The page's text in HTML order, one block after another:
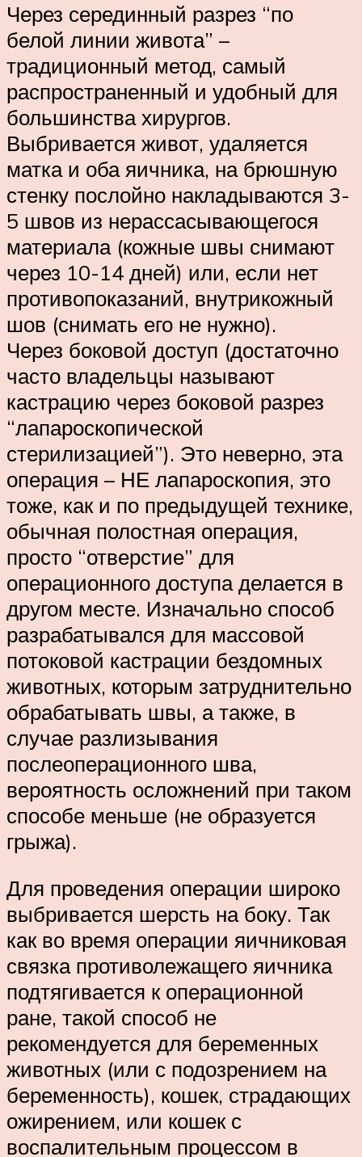
Через серединный разрез “по
белой линии живота” –
традиционный метод, самый
распространенный и удобный для
большинства хирургов.
Выбривается живот, удаляется
матка и оба яичника, на брюшную
стенку послойно накладываются 3-
5 швов из нерассасывающегося
материала (кожные швы снимают
через 10-14 дней) или, если нет
противопоказаний, внутрикожный
шов (снимать его не нужно).
Через боковой доступ (достаточно
часто владельцы называют
кастрацию через боковой разрез
“лапароскопической
стерилизацией”). Это неверно, эта
операция – НЕ лапароскопия, это
тоже, как и по предыдущей технике,
обычная полостная операция,
просто “отверстие” для
операционного доступа делается в
другом месте. Изначально способ
разрабатывался для массовой
потоковой кастрации бездомных
животных, которым затруднительно
обрабатывать швы, а также, в
случае разлизывания
послеоперационного шва,
вероятность осложнений при таком
способе меньше (не образуется
грыжа).
Для проведения операции широко
выбривается шерсть на боку. Так
как во время операции яичниковая
связка противолежащего яичника
подтягивается к операционной
ране, такой способ не
рекомендуется для беременных
животных (или с подозрением на
беременность), кошек, страдающих
ожирением, или кошек с
воспалительным процессом в